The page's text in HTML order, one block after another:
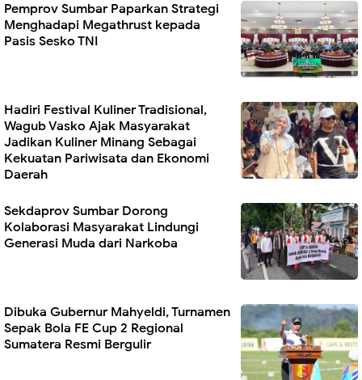
Pemprov Sumbar Paparkan Strategi
Menghadapi Megathrust kepada
Pasis Sesko TNI
Hadiri Festival Kuliner Tradisional,
Wagub Vasko Ajak Masyarakat
Jadikan Kuliner Minang Sebagai
Kekuatan Pariwisata dan Ekonomi
Daerah
Sekdaprov Sumbar Dorong
Kolaborasi Masyarakat Lindungi
Generasi Muda dari Narkoba
Dibuka Gubernur Mahyeldi, Turnamen
Sepak Bola FE Cup 2 Regional
Sumatera Resmi Bergulir